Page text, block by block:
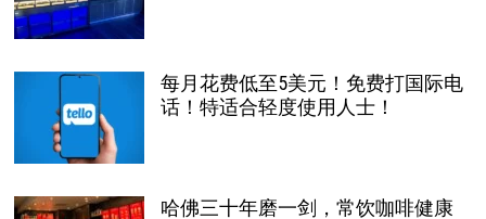
每月花费低至5美元！免费打国际电
话！特适合轻度使用人士！
哈佛三十年磨一剑，常饮咖啡健康